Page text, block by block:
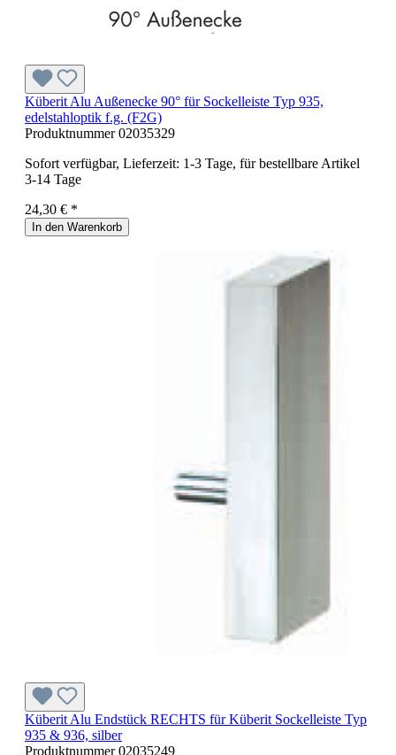
Küberit Alu Außenecke 90° für Sockelleiste Typ 935,
edelstahloptik f.g. (F2G)
Produktnummer02035329
Sofort verfügbar, Lieferzeit: 1-3 Tage, für bestellbare Artikel
3-14 Tage
24,30 € *
In den Warenkorb
Küberit Alu Endstück RECHTS für Küberit Sockelleiste Typ
935 & 936, silber
Produktnummer02035249